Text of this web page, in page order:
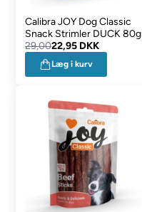
Calibra JOY Dog Classic
Snack Strimler DUCK 80g
29,0022,95 DKK
Læg i kurv